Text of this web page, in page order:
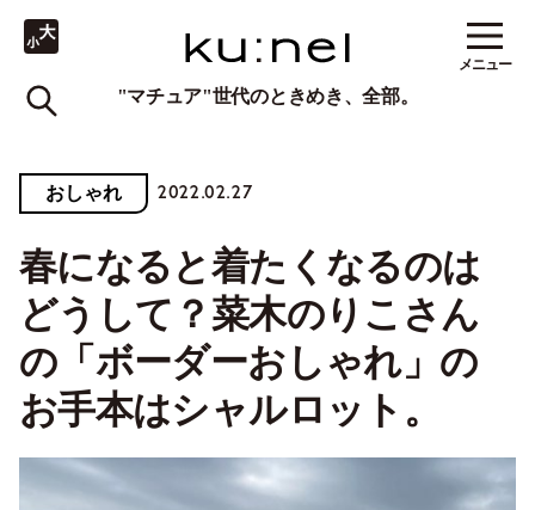
"マチュア"世代のときめき、全部。
メニュー
おしゃれ 2022.02.27
春になると着たくなるのは
どうして？菜木のりこさん
の「ボーダーおしゃれ」の
お手本はシャルロット。